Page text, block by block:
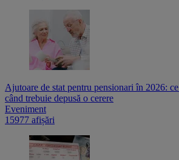
Ajutoare de stat pentru pensionari în 2026:
când trebuie depusă o cerere
Eveniment
15977 afișări